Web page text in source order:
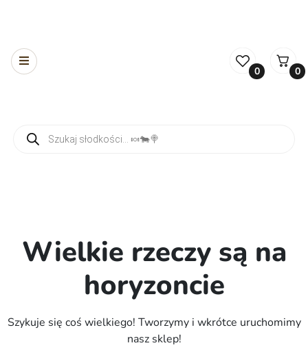
0 0
Wielkie rzeczy są na
horyzoncie
Szykuje się coś wielkiego! Tworzymy i wkrótce uruchomimy
nasz sklep!